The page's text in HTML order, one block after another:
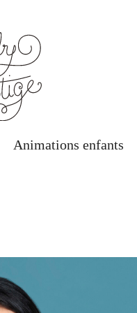
Animations enfants